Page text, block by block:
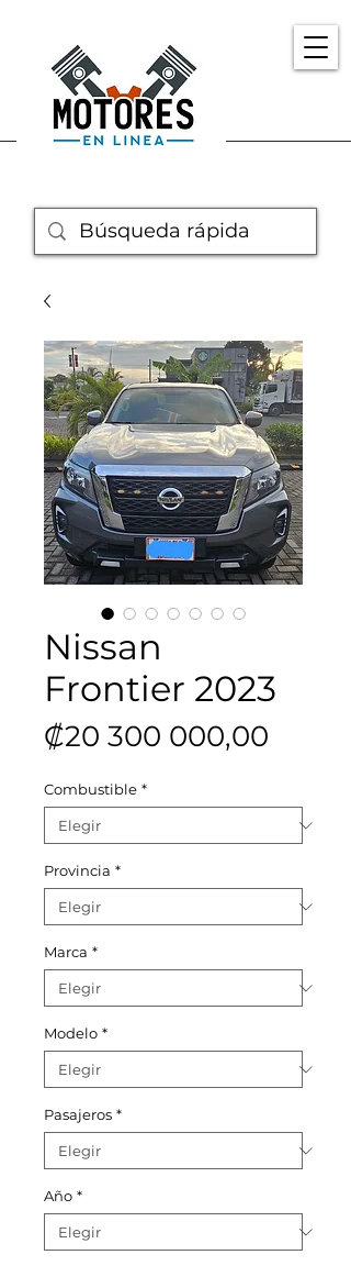
Nissan
Frontier 2023
₡20 300 000,00
Combustible *
Provincia *
Marca *
Modelo *
Pasajeros *
Año *